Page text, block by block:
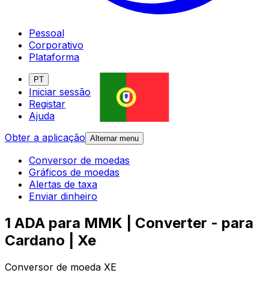
Pessoal
Corporativo
Plataforma
PT
Iniciar sessão
Registar
Ajuda
Obter a aplicação Alternar menu
Conversor de moedas
Gráficos de moedas
Alertas de taxa
Enviar dinheiro
1 ADA para MMK | Converter - para
Cardano | Xe
Conversor de moeda XE